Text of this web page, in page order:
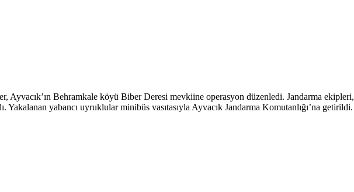
Ayvacık’ın Behramkale köyü Biber Deresi mevkiine operasyon düzenledi. Jandarma
yabancı uyruklular minibüs vasıtasıyla Ayvacık Jandarma Komutanlığı’na